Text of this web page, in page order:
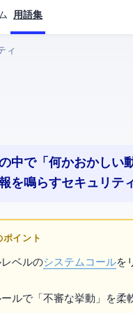
用語集
中で「何かおかしい
を鳴らすセキュリテ
ポイント
ベルのシステムコールを
ルで「不審な挙動」を柔